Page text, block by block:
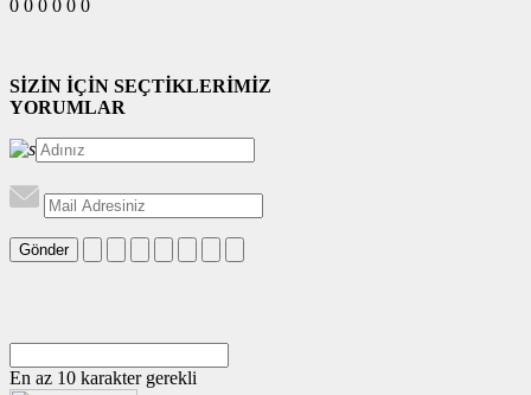
0 0 0 0 0 0
SİZİN İÇİN SEÇTİKLERİMİZ
YORUMLAR
Gönder
En az 10 karakter gerekli